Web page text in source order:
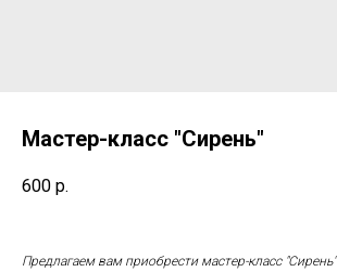
Мастер-класс "Сирень"
600 р.
Предлагаем вам приобрести мастер-класс "Сирень"